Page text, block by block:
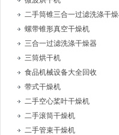
二手筒锥三合一过滤洗涤干
螺带锥形真空干燥机
三合一过滤洗涤干燥器
三筒烘干机
食品机械设备大全回收
带式干燥机
二手空心桨叶干燥机
二手滚筒干燥机
二手管束干燥机